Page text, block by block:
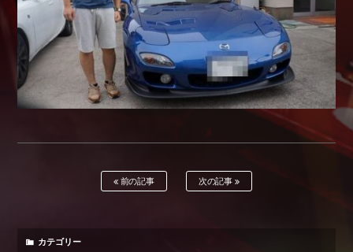
前の記事 次の記事
カテゴリー